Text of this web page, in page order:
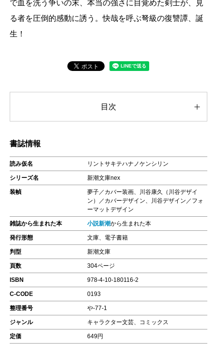
で血を洗う争いの末、本当の強さに目覚めた剣士が、見
る者を圧倒的感動に誘う。快哉を呼ぶ弩級の復讐譚、誕
生！
目次
書誌情報
読み仮名 リントサキテハナノケンシリン
シリーズ名 新潮文庫nex
装幀
夢子／カバー装画、川谷康久（川谷デザイ
ン）／カバーデザイン、川谷デザイン／フォ
ーマットデザイン
雑誌から生まれた本 小説新潮から生まれた本
発行形態 文庫、電子書籍
判型 新潮文庫
頁数 304ページ
ISBN 978-4-10-180116-2
C-CODE 0193
整理番号 や-77-1
ジャンル キャラクター文芸、コミックス
定価 649円